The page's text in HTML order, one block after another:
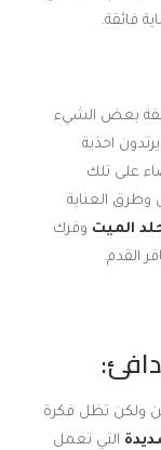
فائقة.
بعض الشيء
احذية
على تلك
وطرق العناية
الميت وفرك
القدم.
ولكن تظل فكرة
التي تعمل